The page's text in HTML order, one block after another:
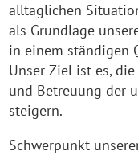
alltäglichen
als Grundlage
in einem ständigen
Unser Ziel ist es,
und Betreuung der
steigern.
Schwerpunkt